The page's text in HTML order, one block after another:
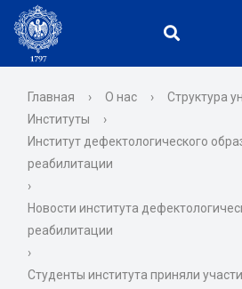
Главная › О нас › Структура
Институты
›
Институт дефектологического
реабилитации
›
Новости института
реабилитации
›
Студенты института приняли